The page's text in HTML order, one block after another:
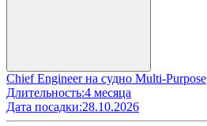
Chief Engineer на судно Multi-Purpose
Длительность:4 месяца
Дата посадки:28.10.2026